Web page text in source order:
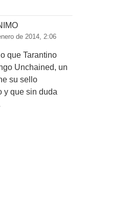
de 2014, 2:06
que Tarantino
Unchained, un
su sello
y que sin duda